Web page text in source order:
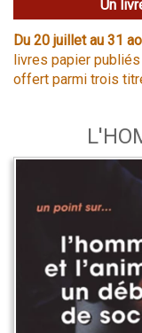
Un
Du 20 juillet au 31
livres papier
offert parmi trois